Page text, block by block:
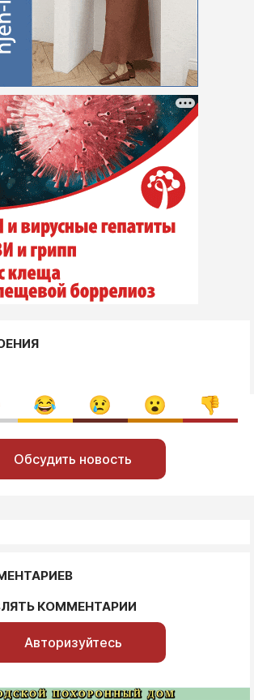
Обсудить новость
КОММЕНТАРИИ
Авторизуйтесь